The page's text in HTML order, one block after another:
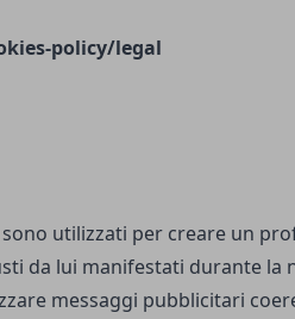
policy/legal
utilizzati per creare un
da lui manifestati durante la
messaggi pubblicitari